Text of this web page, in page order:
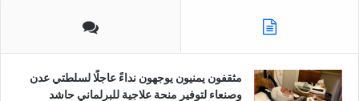
مثقفون يمنيون يوجهون نداءً عاجلًا لسلطتي عدن
وصنعاء لتوفير منحة علاجية للبرلماني حاشد